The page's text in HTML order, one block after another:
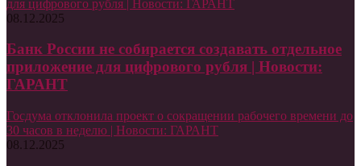
для цифрового рубля | Новости: ГАРАНТ
08.12.2025
Банк России не собирается создавать отдельное
приложение для цифрового рубля | Новости:
ГАРАНТ
Госдума отклонила проект о сокращении рабочего времени до
30 часов в неделю | Новости: ГАРАНТ
08.12.2025